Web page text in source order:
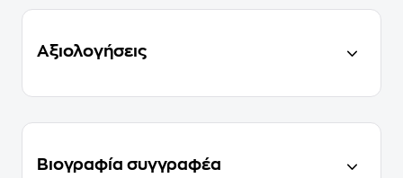
Αξιολογήσεις
Βιογραφία συγγραφέα